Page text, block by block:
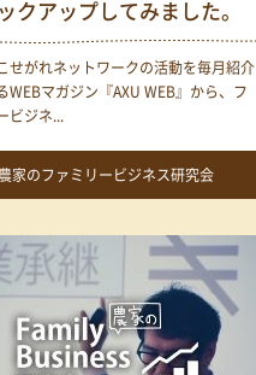
クアップしてみました。
せがれネットワークの活動を毎月紹介
WEBマガジン『AXU WEB』から、フ
ビジネ...
農家のファミリービジネス研究会